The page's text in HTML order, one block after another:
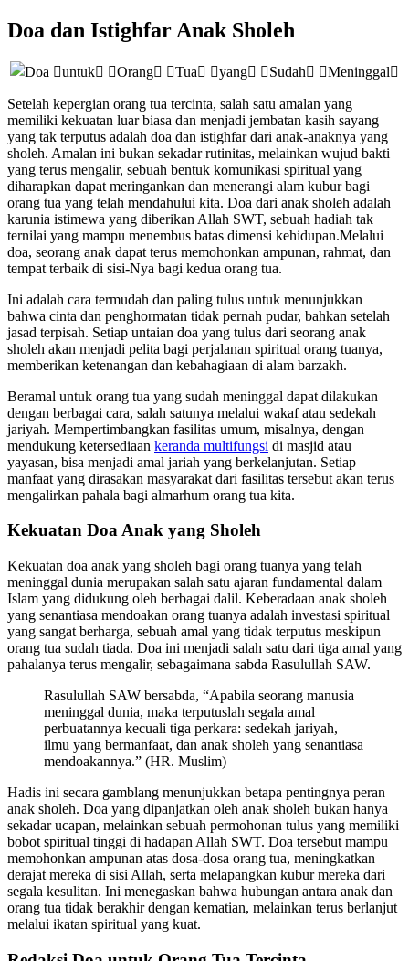
Doa dan Istighfar Anak Sholeh
Setelah kepergian orang tua tercinta, salah satu amalan yang
memiliki kekuatan luar biasa dan menjadi jembatan kasih sayang
yang tak terputus adalah doa dan istighfar dari anak-anaknya yang
sholeh. Amalan ini bukan sekadar rutinitas, melainkan wujud bakti
yang terus mengalir, sebuah bentuk komunikasi spiritual yang
diharapkan dapat meringankan dan menerangi alam kubur bagi
orang tua yang telah mendahului kita. Doa dari anak sholeh adalah
karunia istimewa yang diberikan Allah SWT, sebuah hadiah tak
ternilai yang mampu menembus batas dimensi kehidupan.Melalui
doa, seorang anak dapat terus memohonkan ampunan, rahmat, dan
tempat terbaik di sisi-Nya bagi kedua orang tua.
Ini adalah cara termudah dan paling tulus untuk menunjukkan
bahwa cinta dan penghormatan tidak pernah pudar, bahkan setelah
jasad terpisah. Setiap untaian doa yang tulus dari seorang anak
sholeh akan menjadi pelita bagi perjalanan spiritual orang tuanya,
memberikan ketenangan dan kebahagiaan di alam barzakh.
Beramal untuk orang tua yang sudah meninggal dapat dilakukan
dengan berbagai cara, salah satunya melalui wakaf atau sedekah
jariyah. Mempertimbangkan fasilitas umum, misalnya, dengan
mendukung ketersediaan keranda multifungsi di masjid atau
yayasan, bisa menjadi amal jariah yang berkelanjutan. Setiap
manfaat yang dirasakan masyarakat dari fasilitas tersebut akan terus
mengalirkan pahala bagi almarhum orang tua kita.
Kekuatan Doa Anak yang Sholeh
Kekuatan doa anak yang sholeh bagi orang tuanya yang telah
meninggal dunia merupakan salah satu ajaran fundamental dalam
Islam yang didukung oleh berbagai dalil. Keberadaan anak sholeh
yang senantiasa mendoakan orang tuanya adalah investasi spiritual
yang sangat berharga, sebuah amal yang tidak terputus meskipun
orang tua sudah tiada. Doa ini menjadi salah satu dari tiga amal yang
pahalanya terus mengalir, sebagaimana sabda Rasulullah SAW.
Rasulullah SAW bersabda, “Apabila seorang manusia
meninggal dunia, maka terputuslah segala amal
perbuatannya kecuali tiga perkara: sedekah jariyah,
ilmu yang bermanfaat, dan anak sholeh yang senantiasa
mendoakannya.” (HR. Muslim)
Hadis ini secara gamblang menunjukkan betapa pentingnya peran
anak sholeh. Doa yang dipanjatkan oleh anak sholeh bukan hanya
sekadar ucapan, melainkan sebuah permohonan tulus yang memiliki
bobot spiritual tinggi di hadapan Allah SWT. Doa tersebut mampu
memohonkan ampunan atas dosa-dosa orang tua, meningkatkan
derajat mereka di sisi Allah, serta melapangkan kubur mereka dari
segala kesulitan. Ini menegaskan bahwa hubungan antara anak dan
orang tua tidak berakhir dengan kematian, melainkan terus berlanjut
melalui ikatan spiritual yang kuat.